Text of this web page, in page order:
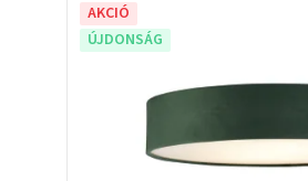
AKCIÓ
ÚJDONSÁG